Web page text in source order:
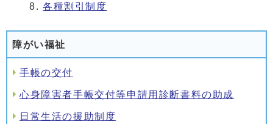
各種割引制度
障がい福祉
手帳の交付
心身障害者手帳交付等申請用診断書料の助成
日常生活の援助制度